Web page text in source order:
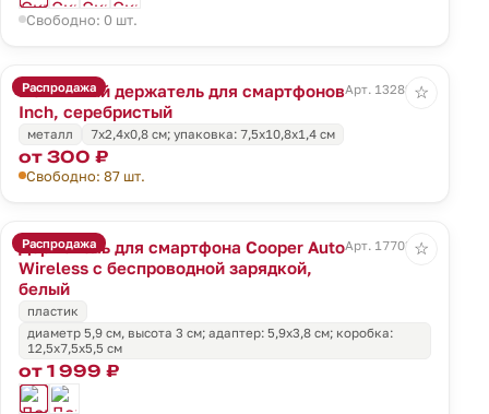
Свободно: 0 шт.
Распродажа
Магнитный держатель для смартфонов
Inch, серебристый
Арт. 13289.10
металл 7х2,4х0,8 см; упаковка: 7,5x10,8x1,4 см
от 300 ₽
Свободно: 87 шт.
☆
Распродажа
Держатель для смартфона Cooper Auto
Wireless с беспроводной зарядкой,
белый
Арт. 17703.60
пластик
диаметр 5,9 см, высота 3 см; адаптер: 5,9х3,8 см; коробка:
12,5х7,5х5,5 см
от 1 999 ₽
☆